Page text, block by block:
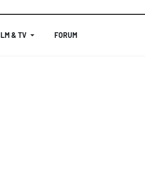
& TV FORUM